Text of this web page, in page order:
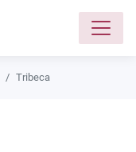
Tribeca